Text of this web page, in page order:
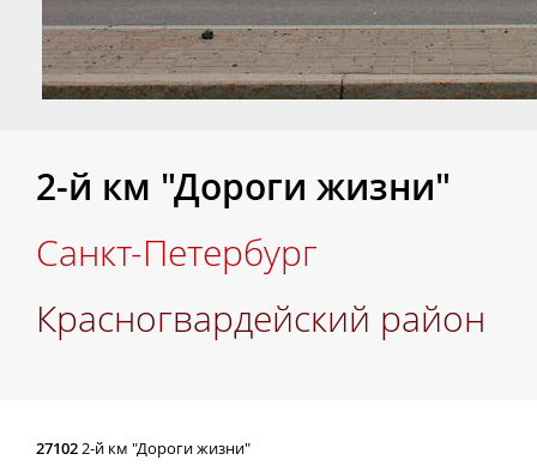
2-й км "Дороги жизни"
Санкт-Петербург
Красногвардейский район
271022-й км "Дороги жизни"